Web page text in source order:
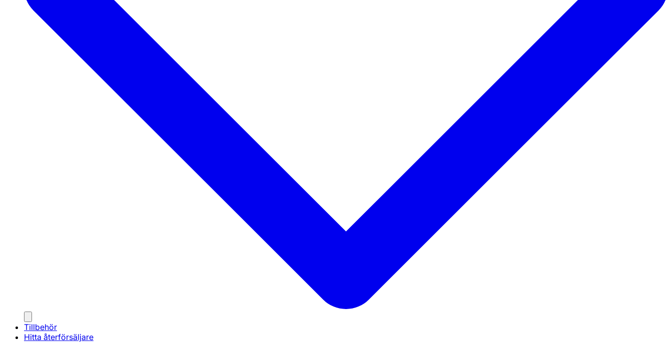
Tillbehör
Hitta återförsäljare